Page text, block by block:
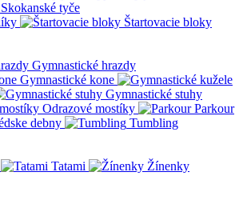
Skokanské tyče
Štartovacie bloky
Gymnastické hrazdy
Gymnastické kone
Gymnastické stuhy
Odrazové mostíky
Parkour
debny
Tumbling
Tatami
Žínenky